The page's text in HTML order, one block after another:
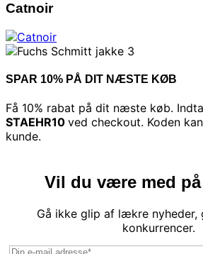
Catnoir
SPAR 10% PÅ DIT NÆSTE KØB
Få 10% rabat på dit næste køb.
STAEHR10 ved checkout. Koden
kunde.
Vil du være med
Gå ikke glip af lækre nyheder,
konkurrencer.